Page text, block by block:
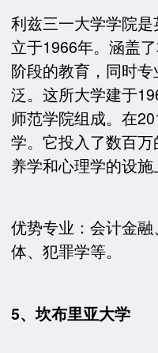
利兹三一大学学院
立于1966年。涵盖
阶段的教育，同时
泛。这所大学建于
师范学院组成。在
学。它投入了数百
养学和心理学的设施
优势专业：会计金
体、犯罪学等。
5、坎布里亚大学